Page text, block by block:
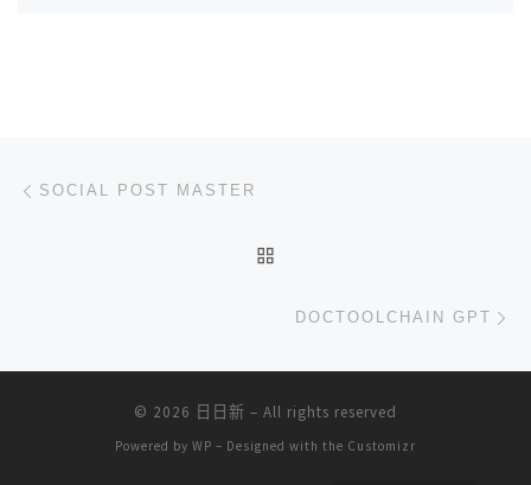
文章导航
SOCIAL POST MASTER
DOCTOOLCHAIN GPT
© 2026 日日新 – All rights reserved
Powered by WP – Designed with the Customizr